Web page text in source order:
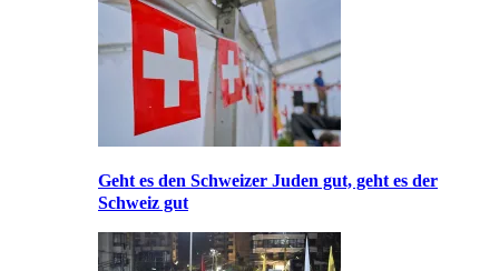
Geht es den Schweizer Juden gut, geht es der
Schweiz gut